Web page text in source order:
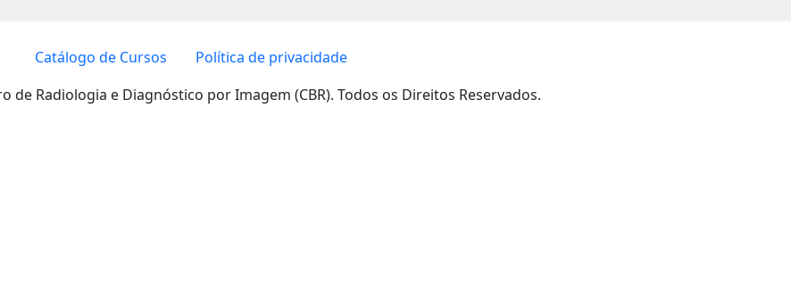
Catálogo de Cursos
Política de privacidade
de Radiologia e Diagnóstico por Imagem (CBR). Todos os Direitos Reservados.